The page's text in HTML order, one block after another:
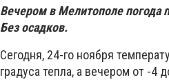
Вечером в Мелитополе погода
Без осадков.
Сегодня, 24-го ноября
градуса тепла, а вечером от -4